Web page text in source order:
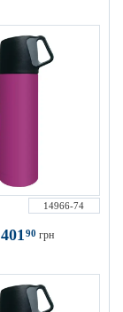
14966-74
40190 грн